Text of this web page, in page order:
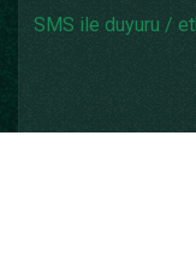
SMS ile duyuru /